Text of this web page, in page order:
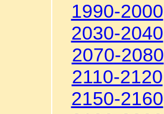
1990-2000
2030-2040
2070-2080
2110-2120
2150-2160